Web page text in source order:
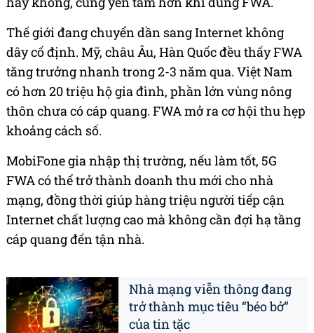
Thế giới đang chuyển dần sang Internet không
dây cố định. Mỹ, châu Âu, Hàn Quốc đều thấy FWA
tăng trưởng nhanh trong 2-3 năm qua. Việt Nam
có hơn 20 triệu hộ gia đình, phần lớn vùng nông
thôn chưa có cáp quang. FWA mở ra cơ hội thu hẹp
khoảng cách số.
MobiFone gia nhập thị trường, nếu làm tốt, 5G
FWA có thể trở thành doanh thu mới cho nhà
mạng, đồng thời giúp hàng triệu người tiếp cận
Internet chất lượng cao mà không cần đợi hạ tầng
cáp quang đến tận nhà.
Nhà mạng viễn thông đang
trở thành mục tiêu “béo bở”
của tin tặc